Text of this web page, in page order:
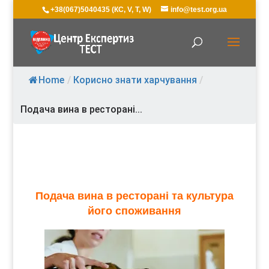
+38(067)5040435 (КС, V, T, W) info@test.org.ua
Home / Корисно знати харчування /
Подача вина в ресторані...
Подача вина в ресторані та культура
його споживання